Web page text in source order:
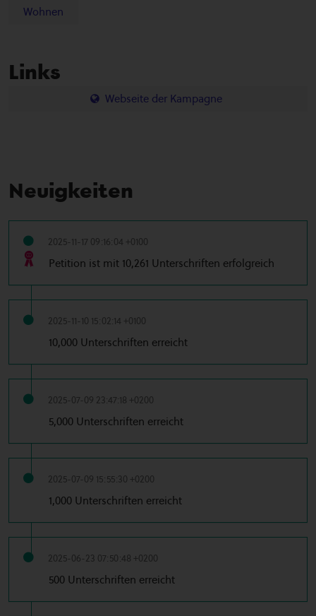
Wohnen
Links
Webseite der Kampagne
Neuigkeiten
2025-11-17 09:16:04 +0100
Petition ist mit 10,261 Unterschriften erfolgreich
2025-11-10 15:02:14 +0100
10,000 Unterschriften erreicht
2025-07-09 23:47:18 +0200
5,000 Unterschriften erreicht
2025-07-09 15:55:30 +0200
1,000 Unterschriften erreicht
2025-06-23 07:50:48 +0200
500 Unterschriften erreicht